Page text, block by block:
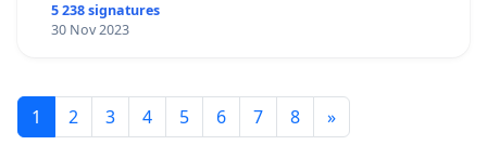
5 238 signatures
30 Nov 2023
1 2 3 4 5 6 7 8 »